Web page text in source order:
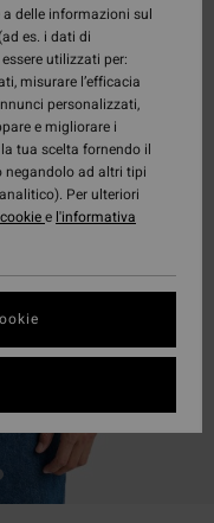
delle informazioni sul
es. i dati di
utilizzati per:
misurare l’efficacia
personalizzati,
e migliorare i
tua scelta fornendo il
negandolo ad altri tipi
Per ulteriori
e l'informativa